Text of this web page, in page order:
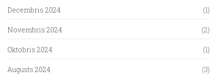
Decembris 2024 (1)
Novembris 2024 (2)
Oktobris 2024 (1)
Augusts 2024 (3)